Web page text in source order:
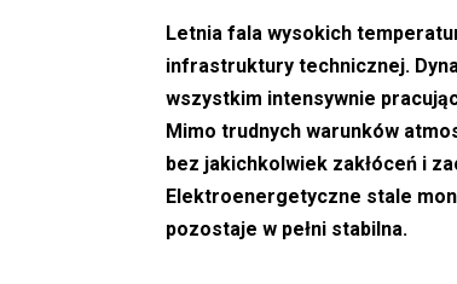
Letnia fala wysokich
infrastruktury technicznej.
wszystkim intensywnie
Mimo trudnych warunków
bez jakichkolwiek zakłóceń i
Elektroenergetyczne stale
pozostaje w pełni stabilna.